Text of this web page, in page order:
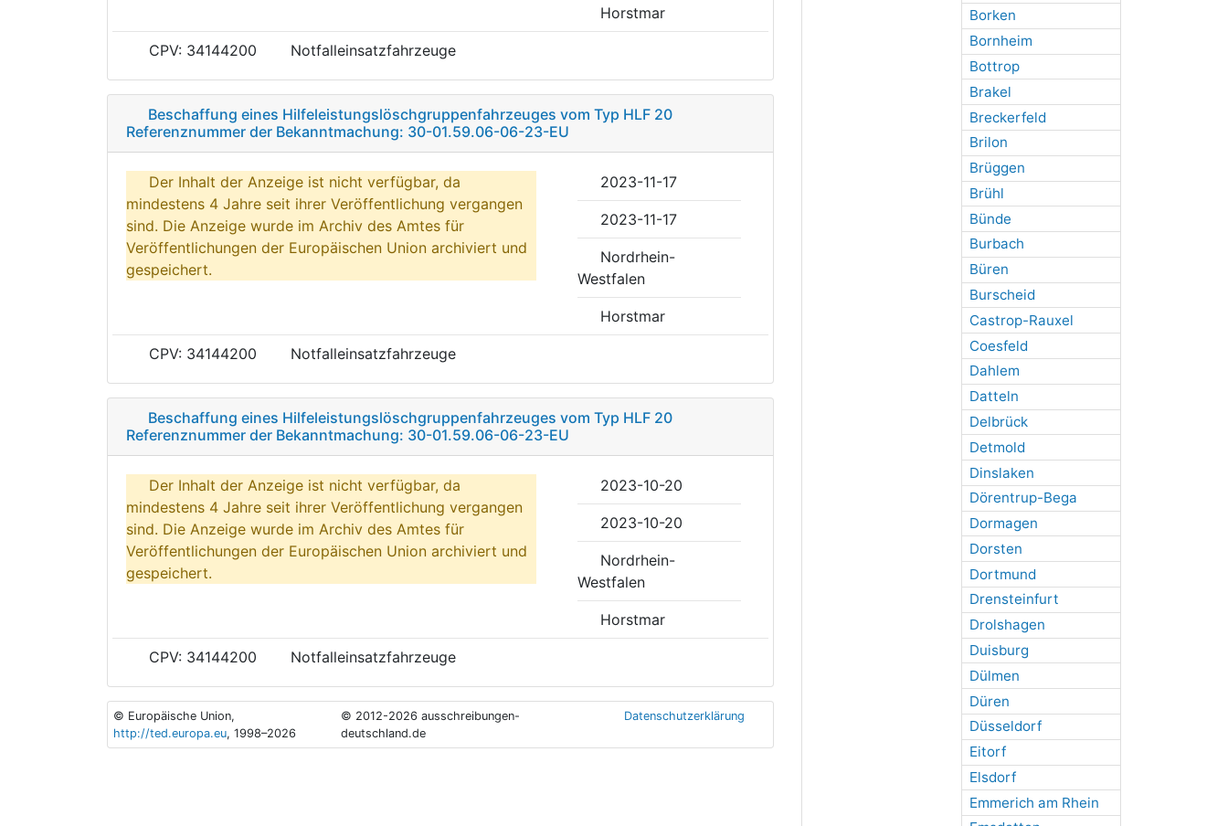
Borken
Bornheim
Bottrop
Brakel
Breckerfeld
Brilon
Brüggen
Brühl
Bünde
Burbach
Büren
Burscheid
Castrop-Rauxel
Coesfeld
Dahlem
Datteln
Delbrück
Detmold
Dinslaken
Dörentrup-Bega
Dormagen
Dorsten
Dortmund
Drensteinfurt
Drolshagen
Duisburg
Dülmen
Düren
Düsseldorf
Eitorf
Elsdorf
Emmerich am Rhein
Horstmar
CPV: 34144200 Notfalleinsatzfahrzeuge
Beschaffung eines Hilfeleistungslöschgruppenfahrzeuges vom Typ HLF 20
Referenznummer der Bekanntmachung: 30-01.59.06-06-23-EU
Der Inhalt der Anzeige ist nicht verfügbar, da
mindestens 4 Jahre seit ihrer Veröffentlichung vergangen
sind. Die Anzeige wurde im Archiv des Amtes für
Veröffentlichungen der Europäischen Union archiviert und
gespeichert.
2023-11-17
2023-11-17
Nordrhein-
Westfalen
Horstmar
CPV: 34144200 Notfalleinsatzfahrzeuge
Beschaffung eines Hilfeleistungslöschgruppenfahrzeuges vom Typ HLF 20
Referenznummer der Bekanntmachung: 30-01.59.06-06-23-EU
Der Inhalt der Anzeige ist nicht verfügbar, da
mindestens 4 Jahre seit ihrer Veröffentlichung vergangen
sind. Die Anzeige wurde im Archiv des Amtes für
Veröffentlichungen der Europäischen Union archiviert und
gespeichert.
2023-10-20
2023-10-20
Nordrhein-
Westfalen
Horstmar
CPV: 34144200 Notfalleinsatzfahrzeuge
© Europäische Union,
http://ted.europa.eu, 1998–2026
© 2012-2026 ausschreibungen-
deutschland.de
Datenschutzerklärung